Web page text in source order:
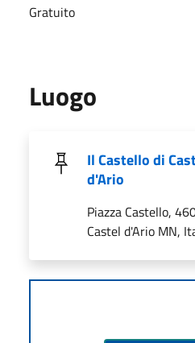
Gratuito
Luogo
Il Castello di
d'Ario
Piazza Castello,
Castel d'Ario MN,